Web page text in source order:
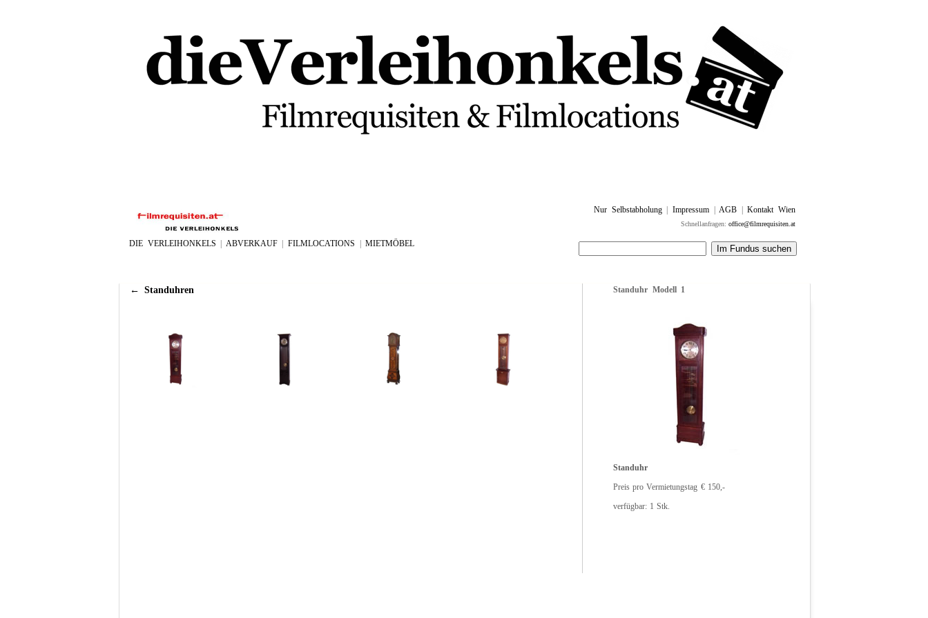
Nur Selbstabholung| Impressum|AGB |Kontakt Wien
Schnellanfragen: office@filmrequisiten.at
DIE VERLEIHONKELS ABVERKAUF|FILMLOCATIONS |MIETMÖBEL
← Standuhren Standuhr Modell 1
Standuhr
Preis pro Vermietungstag € 150,-
verfügbar: 1 Stk.